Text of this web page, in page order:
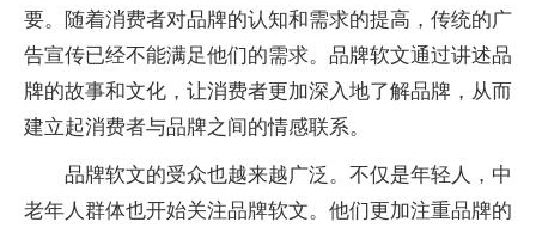
要。随着消费者对品牌的认知和需求的提高，传统的广
告宣传已经不能满足他们的需求。品牌软文通过讲述品
牌的故事和文化，让消费者更加深入地了解品牌，从而
建立起消费者与品牌之间的情感联系。
品牌软文的受众也越来越广泛。不仅是年轻人，中
老年人群体也开始关注品牌软文。他们更加注重品牌的